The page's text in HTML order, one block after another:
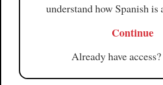
understand how Spanish is
Continue
Already have access?